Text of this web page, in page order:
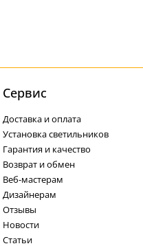
Cервис
Доставка и оплата
Установка светильников
Гарантия и качество
Возврат и обмен
Веб-мастерам
Дизайнерам
Отзывы
Новости
Статьи